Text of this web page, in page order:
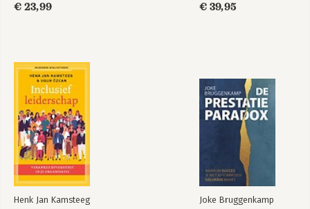
€ 23,99
€ 39,95
Henk Jan Kamsteeg Joke Bruggenkamp